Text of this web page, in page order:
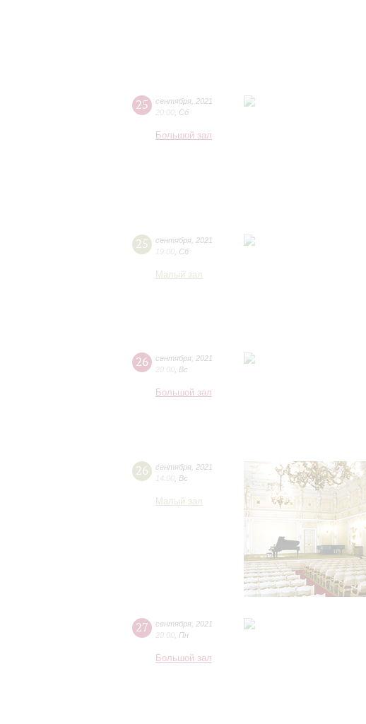
25 сентября 2021
20:00 Сб
Большой зал
25 сентября 2021
19:00 Сб
Малый зал
26 сентября 2021
20:00 Вс
Большой зал
26 сентября 2021
14:00 Вс
Малый зал
27 сентября 2021
20:00 Пн
Большой зал